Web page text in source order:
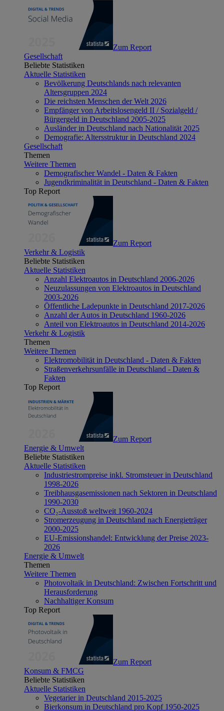
Zum Report
Gesellschaft
Beliebte Statistiken
Aktuelle Statistiken
Bevölkerung Deutschlands nach relevanten
Altersgruppen 2024
Die reichsten Menschen der Welt 2026
Empfänger von Arbeitslosengeld II / Sozialgeld /
Bürgergeld in Deutschland 2005-2025
Ausländer in Deutschland nach Nationalität 2025
Demografie: Altersstruktur in Deutschland 2024
Gesellschaft
Themen
Weitere Themen
Demografischer Wandel - Daten & Fakten
Jugendkriminalität in Deutschland - Daten & Fakten
Top Report
Zum Report
Verkehr & Logistik
Beliebte Statistiken
Aktuelle Statistiken
Anzahl Elektroautos in Deutschland 2006-2026
Neuzulassungen von Elektroautos in Deutschland
2003-2026
Öffentliche Ladepunkte in Deutschland 2017-2026
Anzahl der Autos in Deutschland 1960-2026
Anteil von Elektroautos in Deutschland 2014-2026
Verkehr & Logistik
Themen
Weitere Themen
Elektromobilität in Deutschland - Daten & Fakten
Straßenverkehrsunfälle in Deutschland - Daten &
Fakten
Top Report
Zum Report
Energie & Umwelt
Beliebte Statistiken
Aktuelle Statistiken
Industriestrompreise inkl. Stromsteuer in Deutschland
1998-2026
Treibhausgasemissionen nach Sektoren in Deutschland
1990-2030
CO₂-Ausstoß weltweit 1960-2024
Stromerzeugung in Deutschland nach Energieträger
2000-2025
EU-Emissionshandel: Entwicklung der Preise 2023-
2026
Energie & Umwelt
Themen
Weitere Themen
Photovoltaik in Deutschland: Zwischen Fortschritt und
Herausforderung
Nachhaltiger Konsum
Top Report
Zum Report
Konsum & FMCG
Beliebte Statistiken
Aktuelle Statistiken
Vegetarier in Deutschland 2015-2025
Bierkonsum in Deutschland pro Kopf 1950-2025